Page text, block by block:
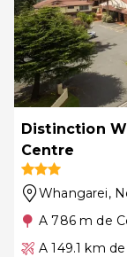
Distinction
Centre
Whangarei,
A 786 m de
A 149.1 km